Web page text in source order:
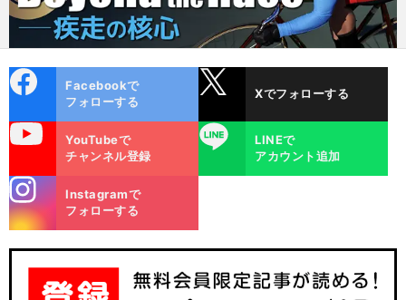
ok
Facebookで
フォローする
Xでフォローする
YouTubeで
チャンネル登録
LINE
LINEで
アカウント追加
m
Instagramで
フォローする